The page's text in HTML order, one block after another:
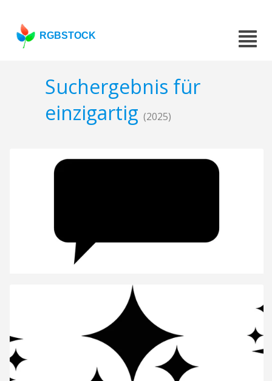
RGBSTOCK
Suchergebnis für
einzigartig (2025)